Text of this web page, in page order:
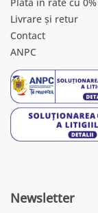
Livrare și retur
Contact
ANPC
Newsletter